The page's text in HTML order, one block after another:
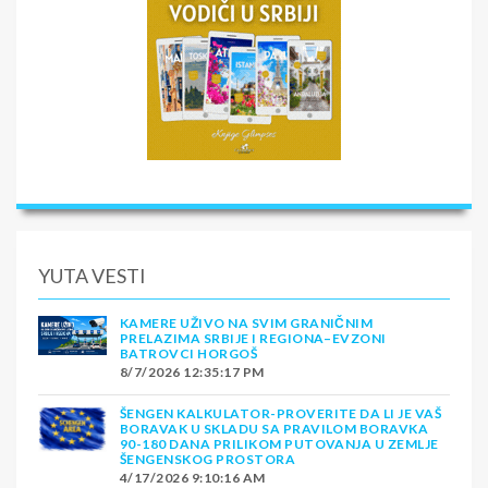
YUTA VESTI
KAMERE UŽIVO NA SVIM GRANIČNIM
PRELAZIMA SRBIJE I REGIONA–EVZONI
BATROVCI HORGOŠ
8/7/2026 12:35:17 PM
ŠENGEN KALKULATOR-PROVERITE DA LI JE VAŠ
BORAVAK U SKLADU SA PRAVILOM BORAVKA
90-180 DANA PRILIKOM PUTOVANJA U ZEMLJE
ŠENGENSKOG PROSTORA
4/17/2026 9:10:16 AM